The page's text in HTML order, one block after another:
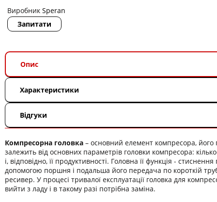
Виробник Speran
Запитати
Опис
Характеристики
Відгуки
Компресорна головка – основний елемент компресора, його
залежить від основних параметрів головки компресора:
і, відповідно, її продуктивності. Головна її функція - стиснення
допомогою поршня і подальша його передача по короткій
ресивер. У процесі тривалої експлуатації головка для
вийти з ладу і в такому разі потрібна заміна.